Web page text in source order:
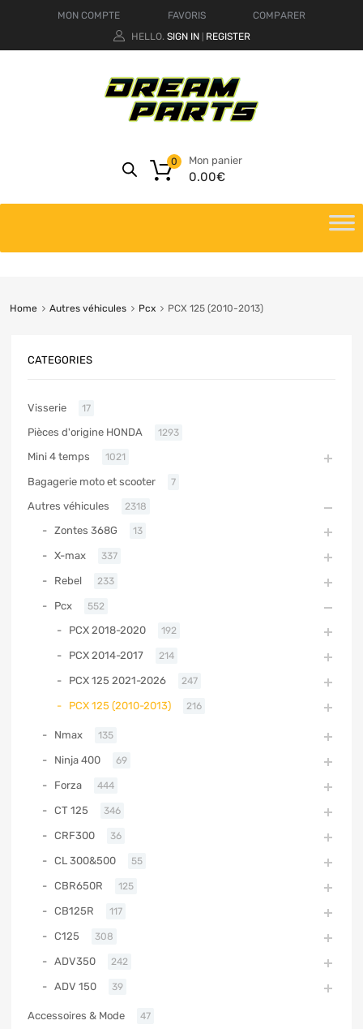
MON COMPTE FAVORIS
COMPARER
HELLO. SIGN IN REGISTER
Mon panier
0.00€
0
Home Autres véhicules Pcx PCX 125 (2010-2013)
CATEGORIES
Visserie 17
Pièces d'origine HONDA 1293
Mini 4 temps 1021
Bagagerie moto et scooter 7
Autres véhicules 2318
Zontes 368G 13
X-max 337
Rebel 233
Pcx 552
PCX 2018-2020 192
PCX 2014-2017 214
PCX 125 2021-2026 247
PCX 125 (2010-2013) 216
Nmax 135
Ninja 400 69
Forza 444
CT 125 346
CRF300 36
CL 300&500 55
CBR650R 125
CB125R 117
C125 308
ADV350 242
ADV 150 39
Accessoires & Mode 47